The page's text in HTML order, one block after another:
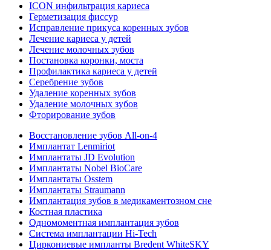
ICON инфильтрация кариеса
Герметизация фиссур
Исправление прикуса коренных зубов
Лечение кариеса у детей
Лечение молочных зубов
Постановка коронки, моста
Профилактика кариеса у детей
Серебрение зубов
Удаление коренных зубов
Удаление молочных зубов
Фторирование зубов
Восстановление зубов All‑on‑4
Имплантат Lenmiriot
Имплантаты JD Evolution
Имплантаты Nobel BioСare
Имплантаты Osstem
Имплантаты Straumann
Имплантация зубов в медикаментозном сне
Костная пластика
Одномоментная имплантация зубов
Система имплантации Hi-Tech
Циркониевые импланты Bredent WhiteSKY